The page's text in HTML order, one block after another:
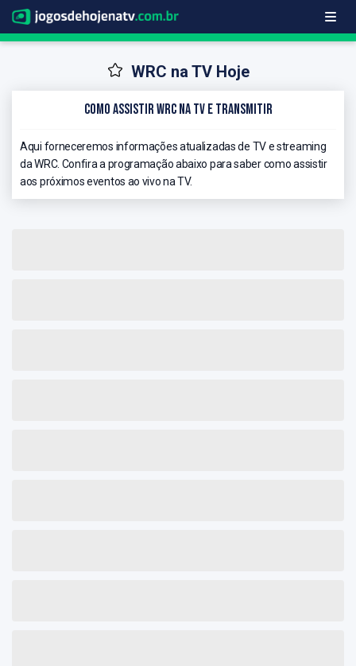
WRC na TV Hoje
Como Assistir WRC na TV e Transmitir
Aqui forneceremos informações atualizadas de TV e streaming
da WRC. Confira a programação abaixo para saber como assistir
aos próximos eventos ao vivo na TV.